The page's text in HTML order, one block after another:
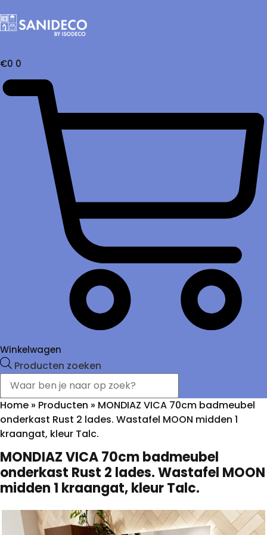
€0 0
Winkelwagen
Producten zoeken
Home » Producten » MONDIAZ VICA 70cm badmeubel
onderkast Rust 2 lades. Wastafel MOON midden 1
kraangat, kleur Talc.
MONDIAZ VICA 70cm badmeubel
onderkast Rust 2 lades. Wastafel MOON
midden 1 kraangat, kleur Talc.